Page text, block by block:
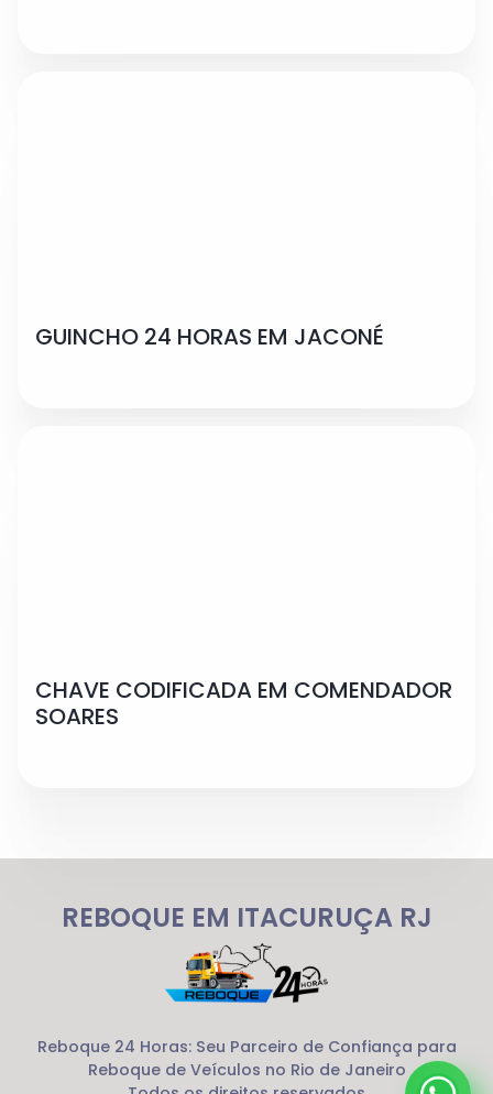
GUINCHO 24 HORAS EM JACONÉ
CHAVE CODIFICADA EM COMENDADOR
SOARES
REBOQUE EM ITACURUÇA RJ
Reboque 24 Horas: Seu Parceiro de Confiança para
Reboque de Veículos no Rio de Janeiro